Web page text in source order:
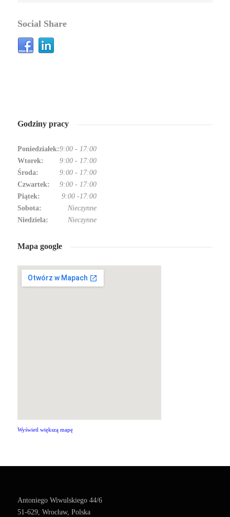
Social Share
Godziny pracy
Poniedziałek:
Wtorek:
Środa:
Czwartek:
Piątek:
Sobota:
Niedziela:
9:00 - 17:00
9:00 - 17:00
9:00 - 17:00
9:00 - 17:00
9:00 -17:00
Nieczynne
Nieczynne
Mapa google
Wyświetl większą mapę
Antoniego Wiwulskiego 44/6
51-629, Wrocław, Polska